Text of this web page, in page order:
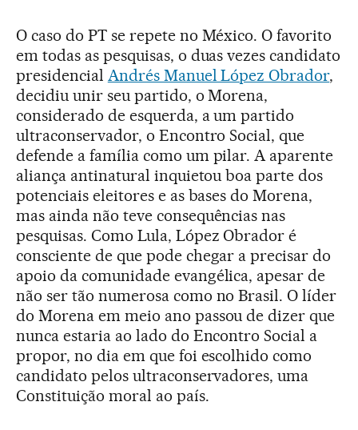
O caso do PT se repete no México. O favorito
em todas as pesquisas, o duas vezes candidato
presidencial Andrés Manuel López Obrador,
decidiu unir seu partido, o Morena,
considerado de esquerda, a um partido
ultraconservador, o Encontro Social, que
defende a família como um pilar. A aparente
aliança antinatural inquietou boa parte dos
potenciais eleitores e as bases do Morena,
mas ainda não teve consequências nas
pesquisas. Como Lula, López Obrador é
consciente de que pode chegar a precisar do
apoio da comunidade evangélica, apesar de
não ser tão numerosa como no Brasil. O líder
do Morena em meio ano passou de dizer que
nunca estaria ao lado do Encontro Social a
propor, no dia em que foi escolhido como
candidato pelos ultraconservadores, uma
Constituição moral ao país.